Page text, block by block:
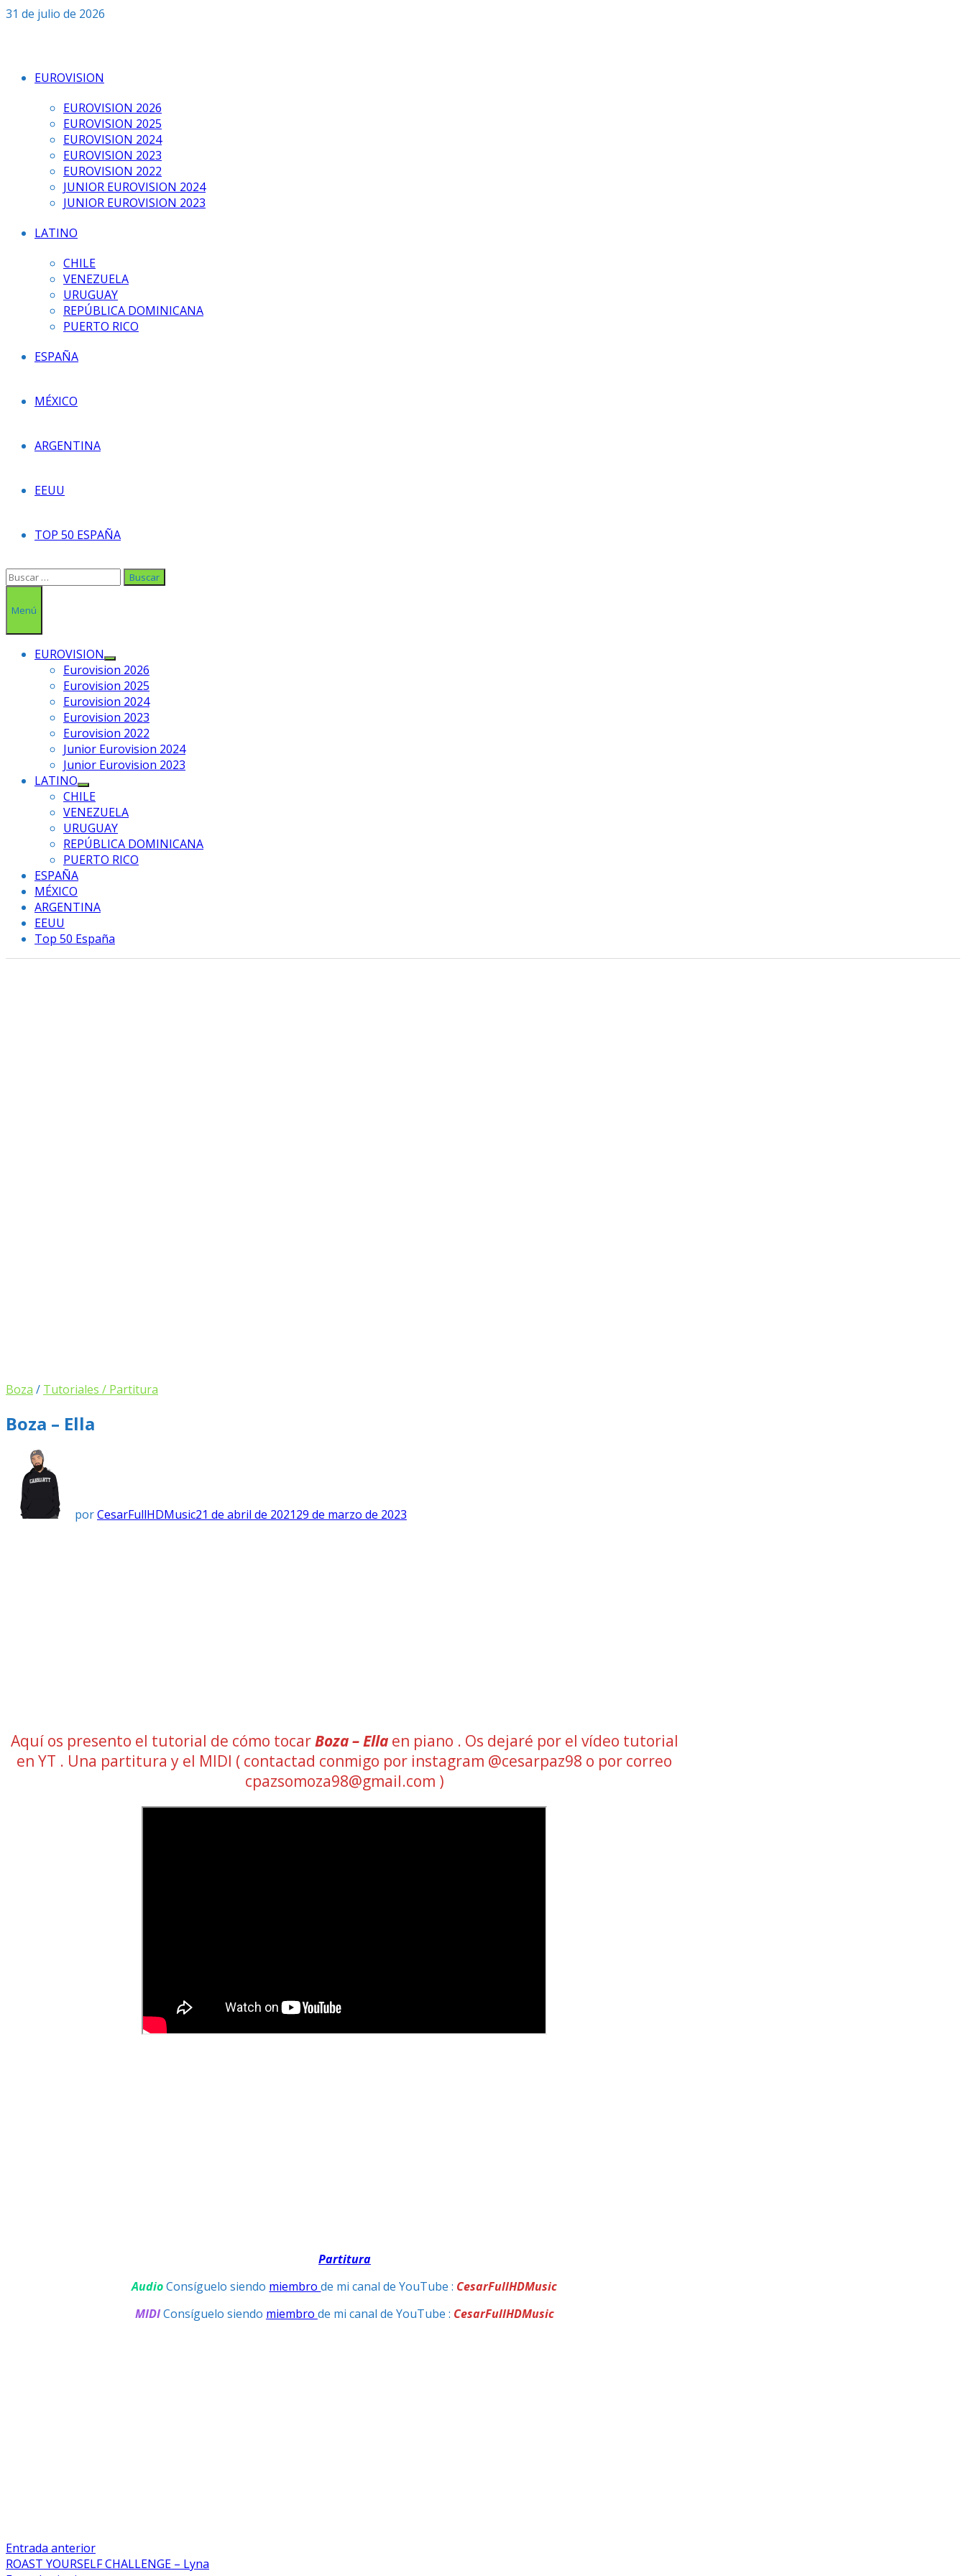
Saltar
31 de julio de 2026
EUROVISION
EUROVISION 2026
EUROVISION 2025
EUROVISION 2024
EUROVISION 2023
EUROVISION 2022
JUNIOR EUROVISION 2024
JUNIOR EUROVISION 2023
LATINO
CHILE
VENEZUELA
URUGUAY
REPÚBLICA DOMINICANA
PUERTO RICO
ESPAÑA
MÉXICO
ARGENTINA
EEUU
TOP 50 ESPAÑA
Buscar:
Menú
EUROVISION
Mostrar
el
submenú
Eurovision 2026
Eurovision 2025
Eurovision 2024
Eurovision 2023
Eurovision 2022
Junior Eurovision 2024
Junior Eurovision 2023
LATINO
Mostrar
el
submenú
CHILE
VENEZUELA
URUGUAY
REPÚBLICA DOMINICANA
PUERTO RICO
ESPAÑA
MÉXICO
ARGENTINA
EEUU
Top 50 España
Boza / Tutoriales / Partitura
Boza – Ella
porCesarFullHDMusic21 de abril de 202129 de marzo de 2023
Aquí os presento el tutorial de cómo tocarBoza – Ellaen piano . Os dejaré por el vídeo tutorial
en YT . Una partitura y el MIDI ( contactad conmigo por instagram @cesarpaz98 o por correo
cpazsomoza98@gmail.com )
Partitura
AudioConsíguelo siendo miembrode mi canal de YouTube : CesarFullHDMusic
MIDIConsíguelo siendo miembro de mi canal de YouTube : CesarFullHDMusic
Navegación
Entrada anteriorEntrada
anterior:
ROAST YOURSELF CHALLENGE – Lyna